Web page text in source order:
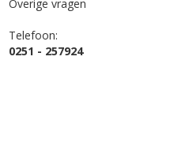
Overige vragen
Telefoon:
0251 - 257924